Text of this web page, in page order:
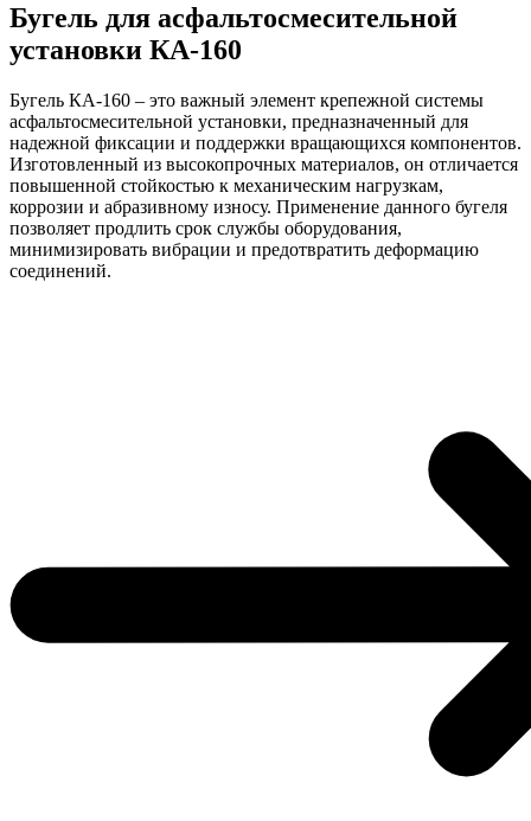
Бугель для асфальтосмесительной
установки КА-160
Бугель КА-160 – это важный элемент крепежной системы
асфальтосмесительной установки, предназначенный для
надежной фиксации и поддержки вращающихся компонентов.
Изготовленный из высокопрочных материалов, он отличается
повышенной стойкостью к механическим нагрузкам,
коррозии и абразивному износу. Применение данного бугеля
позволяет продлить срок службы оборудования,
минимизировать вибрации и предотвратить деформацию
соединений.